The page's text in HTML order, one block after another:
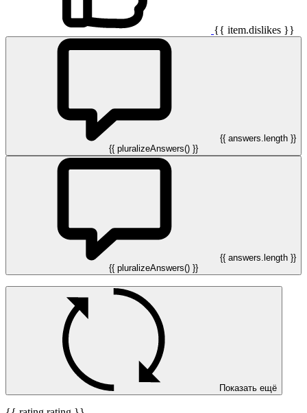
{{ item.dislikes }}
{{ answers.length }}
{{ pluralizeAnswers() }}
{{ answers.length }}
{{ pluralizeAnswers() }}
Показать ещё